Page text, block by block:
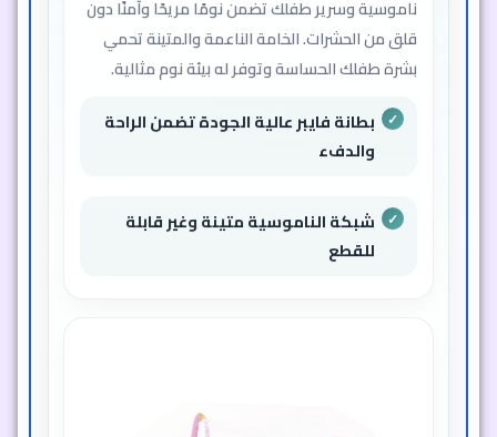
ناموسية وسرير طفلك تضمن نومًا مريحًا وآمنًا دون
قلق من الحشرات. الخامة الناعمة والمتينة تحمي
بشرة طفلك الحساسة وتوفر له بيئة نوم مثالية.
بطانة فايبر عالية الجودة تضمن الراحة
والدفء
شبكة الناموسية متينة وغير قابلة
للقطع